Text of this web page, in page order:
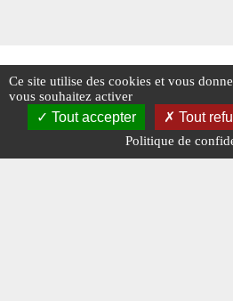
Ce site utilise des cookies et vous
vous souhaitez activer
Tout accepter Tout
Politique de